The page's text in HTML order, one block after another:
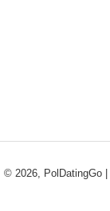
© 2026, PolDatingGo |